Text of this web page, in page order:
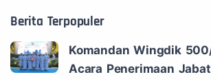
Berita Terpopuler
Komandan Wingdik
Acara Penerimaan